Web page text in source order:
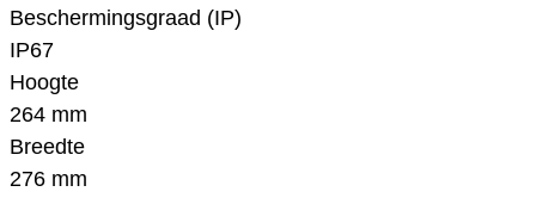
Beschermingsgraad (IP)
IP67
Hoogte
264 mm
Breedte
276 mm